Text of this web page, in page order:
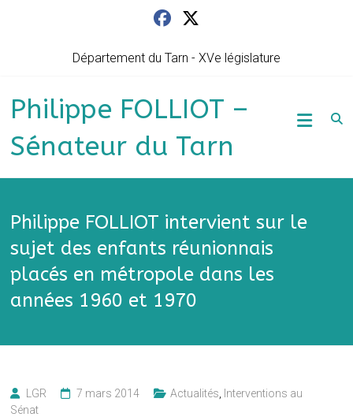
Département du Tarn - XVe législature
Philippe FOLLIOT –
Sénateur du Tarn
Philippe FOLLIOT intervient sur le
sujet des enfants réunionnais
placés en métropole dans les
années 1960 et 1970
LGR 7 mars 2014 Actualités
Interventions au
Sénat